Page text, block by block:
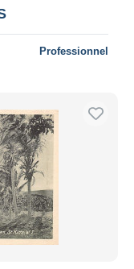
Professionnel